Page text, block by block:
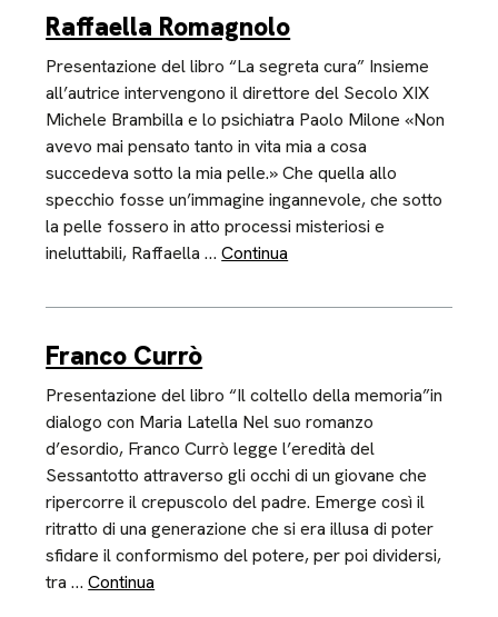
Raffaella Romagnolo
Presentazione del libro “La segreta cura” Insieme
all’autrice intervengono il direttore del Secolo XIX
Michele Brambilla e lo psichiatra Paolo Milone «Non
avevo mai pensato tanto in vita mia a cosa
succedeva sotto la mia pelle.» Che quella allo
specchio fosse un’immagine ingannevole, che sotto
la pelle fossero in atto processi misteriosi e
ineluttabili, Raffaella …Continua
Franco Currò
Presentazione del libro “Il coltello della memoria”in
dialogo con Maria Latella Nel suo romanzo
d’esordio, Franco Currò legge l’eredità del
Sessantotto attraverso gli occhi di un giovane che
ripercorre il crepuscolo del padre. Emerge così il
ritratto di una generazione che si era illusa di poter
sfidare il conformismo del potere, per poi dividersi,
tra …Continua